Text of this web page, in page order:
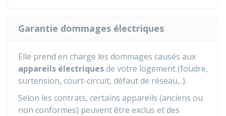
Garantie dommages électriques
Elle prend en charge les dommages causés aux
appareils électriquesde votre logement (foudre,
surtension, court-circuit, défaut de réseau,..).
Selon les contrats, certains appareils (anciens ou
non conformes) peuvent être exclus et des